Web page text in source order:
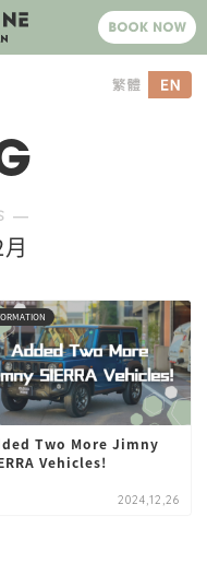
―
Two More Jimny
Vehicles!
2024,12,26